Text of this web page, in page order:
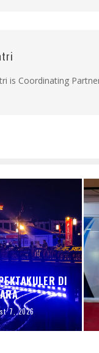
is Coordinating
DI
7, 2026